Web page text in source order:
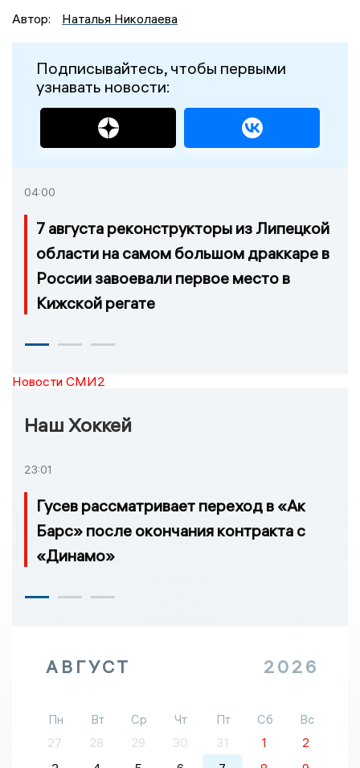
Автор:
Наталья Николаева
Подписывайтесь, чтобы первыми
узнавать новости:
04:00
7 августа реконструкторы из Липецкой
области на самом большом драккаре в
России завоевали первое место в
Кижской регате
Новости СМИ2
Наш Хоккей
23:01
Гусев рассматривает переход в «Ак
Барс» после окончания контракта с
«Динамо»
АВГУСТ 2026
Пн Вт Ср Чт Пт Сб
Вс
27
28 29 30 31 1
2